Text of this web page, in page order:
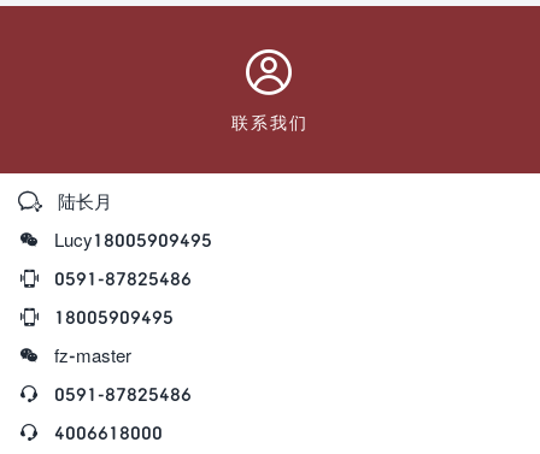

联系我们

陆长月

Lucy18005909495

0591-87825486

18005909495

fz-master

0591-87825486

4006618000